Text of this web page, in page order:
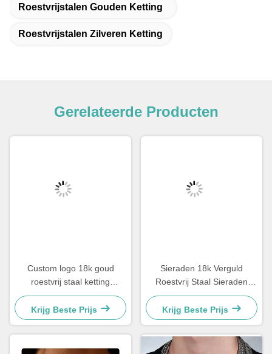
Roestvrijstalen Gouden Ketting
Roestvrijstalen Zilveren Ketting
Gerelateerde Producten
Custom logo 18k goud
roestvrij staal ketting
mannen sieraden kruis
hanger kettingen
Krijg Beste Prijs
Sieraden 18k Verguld
Roestvrij Staal Sieraden
Vrouw Choker Kruis Ketting
20 Inch
Krijg Beste Prijs